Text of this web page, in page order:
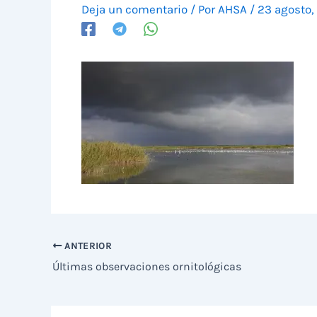
Deja un comentario / Por AHSA / 23
ANTERIOR
Últimas observaciones ornitológicas